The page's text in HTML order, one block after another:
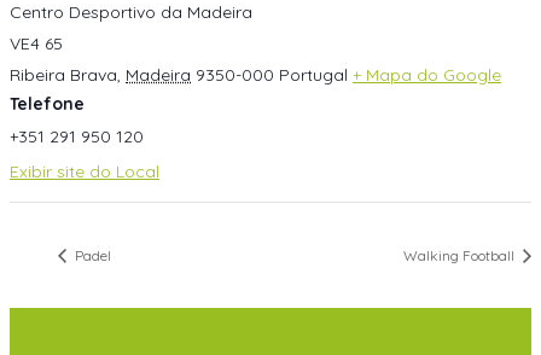
Centro Desportivo da Madeira
VE4 65
Ribeira Brava, Madeira 9350-000 Portugal + Mapa do Google
Telefone
+351 291 950 120
Exibir site do Local
Padel Walking Football